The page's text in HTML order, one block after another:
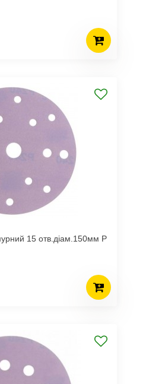
15 отв.діам.150мм Р